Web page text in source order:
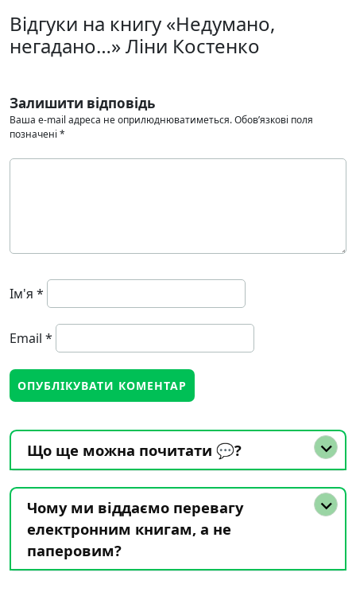
Відгуки на книгу «Недумано,
негадано…» Ліни Костенко
Залишити відповідь
Ваша e-mail адреса не оприлюднюватиметься.Обов’язкові поля
позначені *
Ім'я *
Email *
Що ще можна почитати 💬?
Чому ми віддаємо перевагу
електронним книгам, а не
паперовим?